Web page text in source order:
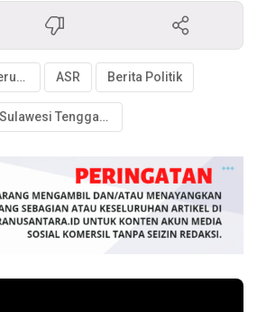
Andi Sumangerukka ASR Berita Politik
Sulawesi Tenggara